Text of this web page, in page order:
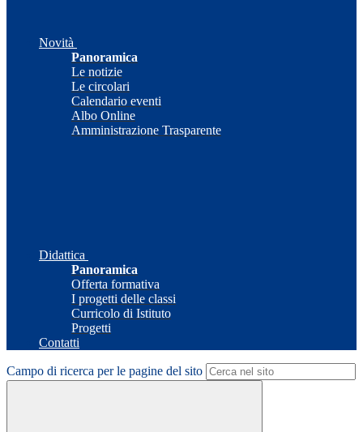
Novità
Panoramica
Le notizie
Le circolari
Calendario eventi
Albo Online
Amministrazione Trasparente
Didattica
Panoramica
Offerta formativa
I progetti delle classi
Curricolo di Istituto
Progetti
Contatti
Campo di ricerca per le pagine del sito